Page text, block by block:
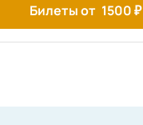
Билеты от 1500₽